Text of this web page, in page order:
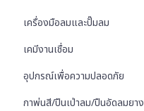
เครื่องมือลมและปั๊มลม
เคมีงานเชื่อม
อุปกรณ์เพื่อความปลอดภัย
กาพ่นสี/ปืนเป่าลม/ปืนอัดลมยาง